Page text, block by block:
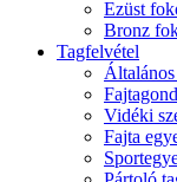
Ezüst
Bronz
Tagfelvétel
Vidéki
Fajta